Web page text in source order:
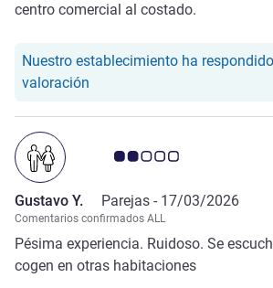
centro comercial al costado.
Nuestro establecimiento ha
valoración
Nota de clientes de Avis 2.0/5
Gustavo Y. Parejas - 17/03/2026
Comentarios confirmados ALL
Pésima experiencia. Ruidoso. Se
cogen en otras habitaciones